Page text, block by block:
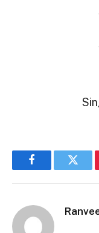
Facebook